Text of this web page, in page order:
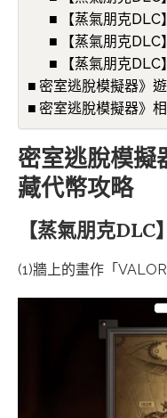
【蒸氣朋克DLC
【蒸氣朋克DLC
【蒸氣朋克DLC
密室逃脫模擬器》
密室逃脫模擬器》
密室逃脫模擬
藏代幣攻略
【蒸氣朋克DLC
(1)牆上的畫作「